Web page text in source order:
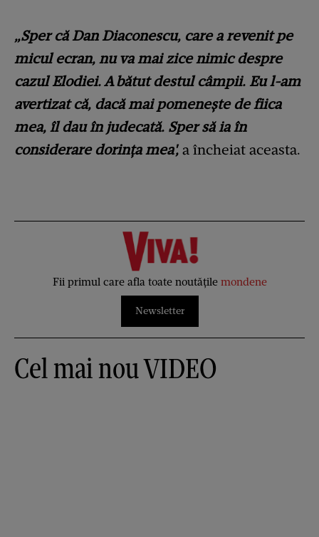
„Sper că Dan Diaconescu, care a revenit pe
micul ecran, nu va mai zice nimic despre
cazul Elodiei. A bătut destul câmpii. Eu l-am
avertizat că, dacă mai pomenește de fiica
mea, îl dau în judecată. Sper să ia în
considerare dorința mea', a încheiat aceasta.
Fii primul care afla toate noutățile mondene
Newsletter
Cel mai nou VIDEO